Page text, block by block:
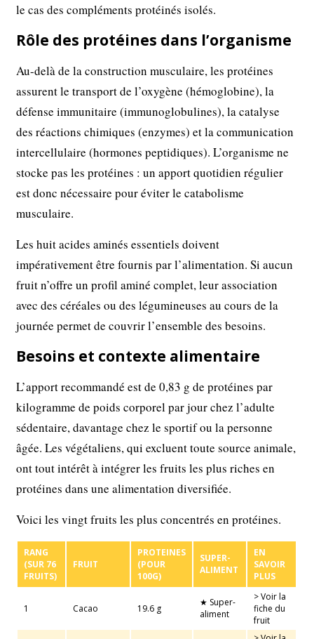
le cas des compléments protéinés isolés.
Rôle des protéines dans l’organisme
Au-delà de la construction musculaire, les protéines
assurent le transport de l’oxygène (hémoglobine), la
défense immunitaire (immunoglobulines), la catalyse
des réactions chimiques (enzymes) et la communication
intercellulaire (hormones peptidiques). L’organisme ne
stocke pas les protéines : un apport quotidien régulier
est donc nécessaire pour éviter le catabolisme
musculaire.
Les huit acides aminés essentiels doivent
impérativement être fournis par l’alimentation. Si aucun
fruit n’offre un profil aminé complet, leur association
avec des céréales ou des légumineuses au cours de la
journée permet de couvrir l’ensemble des besoins.
Besoins et contexte alimentaire
L’apport recommandé est de 0,83 g de protéines par
kilogramme de poids corporel par jour chez l’adulte
sédentaire, davantage chez le sportif ou la personne
âgée. Les végétaliens, qui excluent toute source animale,
ont tout intérêt à intégrer les fruits les plus riches en
protéines dans une alimentation diversifiée.
Voici les vingt fruits les plus concentrés en protéines.
RANG
(SUR 76
FRUITS)
FRUIT
PROTEINES
(POUR
100G)
SUPER-
ALIMENT
EN
SAVOIR
PLUS
1 Cacao 19.6 g
★ Super-
aliment
> Voir la
fiche du
fruit